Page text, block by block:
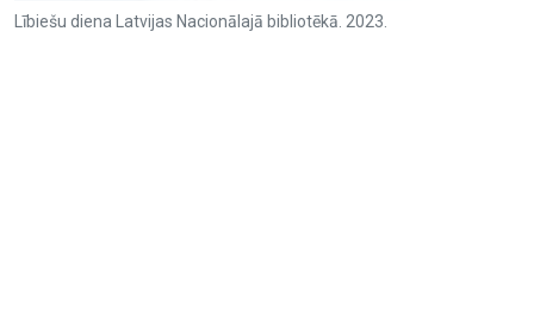
Lībiešu diena Latvijas Nacionālajā bibliotēkā. 2023.